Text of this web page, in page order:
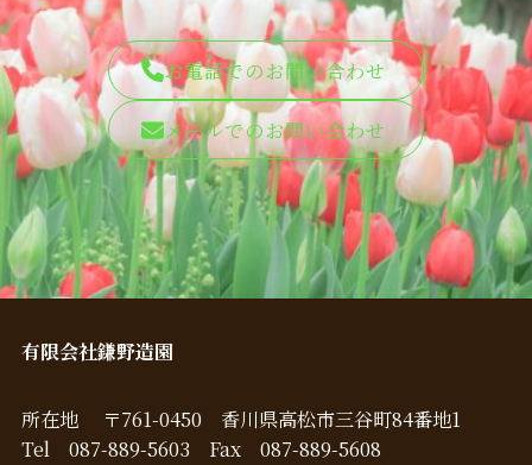
お電話でのお問い合わせ
メールでのお問い合わせ
有限会社鎌野造園
所在地 〒761-0450 香川県高松市三谷町84番地1
Tel 087-889-5603 Fax 087-889-5608